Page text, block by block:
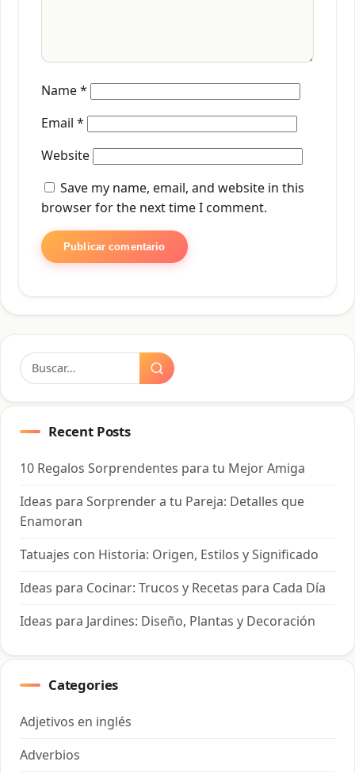
Name*
Email *
Website
Save my name, email, and website in this
browser for the next time I comment.
Buscar:
Recent Posts
10 Regalos Sorprendentes para tu Mejor Amiga
Ideas para Sorprender a tu Pareja: Detalles que
Enamoran
Tatuajes con Historia: Origen, Estilos y Significado
Ideas para Cocinar: Trucos y Recetas para Cada Día
Ideas para Jardines: Diseño, Plantas y Decoración
Categories
Adjetivos en inglés
Adverbios